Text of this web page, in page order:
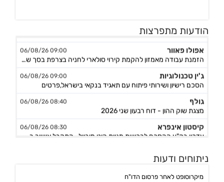
הודעות מתפרצות
אפולו פאוור
הזמנת עבודה מאמזון להקמת קירוי סולארי לחניה בצרפת בסך של כ-2 מ'ש"ח,המשך
ג'ין טכנולוגיות
הסכם רישיון ושירותי פיתוח עם תאגיד בנקאי בישראל,פרטים
גולף
מצגת שוק ההון - דוח רבעון שני 2026
עדכון בק"ע ההסכם לרכישת מניות הוט מובייל -התקבל אישור רשות התחרות לביצוע העסקה
נופר אנרג'י
ניתוחים ודעות
מיקרוסופט לאחר פרסום הדו"ח